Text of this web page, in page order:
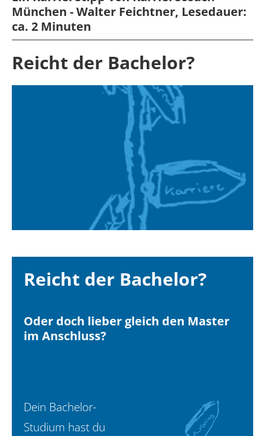
München - Walter Feichtner, Lesedauer:
ca. 2 Minuten
Reicht der Bachelor?
Reicht der Bachelor?
Oder doch lieber gleich den Master
im Anschluss?
Dein Bachelor-
Studium hast du